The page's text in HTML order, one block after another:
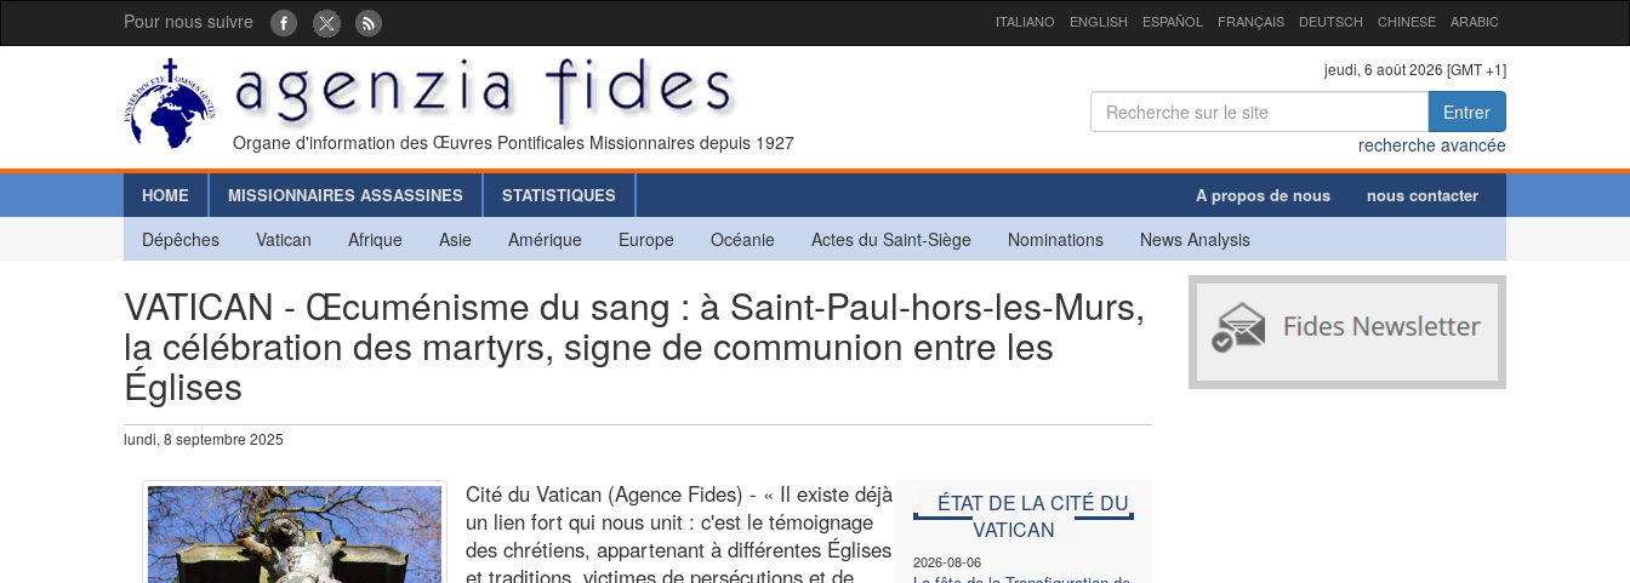
Pour nous suivre ITALIANO ENGLISH ESPAÑOL FRANÇAIS DEUTSCH CHINESE ARABIC
Organe d'information des Œuvres Pontificales Missionnaires depuis 1927
jeudi, 6 août 2026 [GMT +1]
Entrer
recherche avancée
HOME MISSIONNAIRES ASSASSINES STATISTIQUES A propos de nous nous contacter
Dépêches Vatican Afrique Asie Amérique Europe Océanie Actes du Saint-Siège Nominations News Analysis
VATICAN - Œcuménisme du sang : à Saint-Paul-hors-les-Murs,
la célébration des martyrs, signe de communion entre les
Églises
lundi, 8 septembre 2025
ÉTAT DE LA CITÉ DU
VATICAN
2026-08-06
Cité du Vatican (Agence Fides) - « Il existe déjà
un lien fort qui nous unit : c'est le témoignage
des chrétiens, appartenant à différentes Églises
et traditions, victimes de persécutions et de